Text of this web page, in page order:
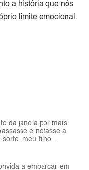
a história que nós
limite emocional.
da janela por mais
e notasse a
sorte, meu filho...
a embarcar em